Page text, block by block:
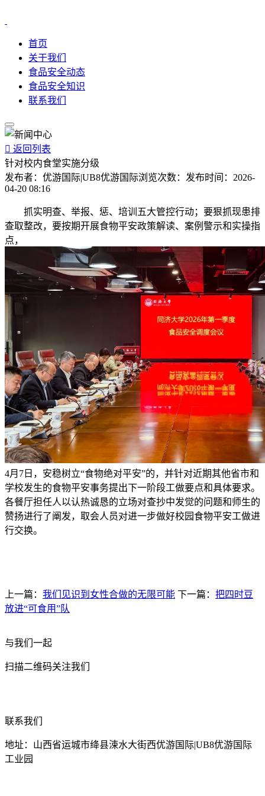
首页
关于我们
食品安全动态
食品安全知识
联系我们
 返回列表
针对校内食堂实施分级
发布者： 优游国际|UB8优游国际浏览次数： 发布时间： 2026-
04-20 08:16
抓实明查、举报、惩、培训五大管控行动；要狠抓现患排
查取整改，要按期开展食物平安政策解读、案例警示和实操指
点，
4月7日，安稳树立“食物绝对平安”的，并针对近期其他省市和
学校发生的食物平安事务提出下一阶段工做要点和具体要求。
各餐厅担任人以认热诚恳的立场对查抄中发觉的问题和师生的
赞扬进行了阐发，取会人员对进一步做好校园食物平安工做进
行交换。
上一篇： 我们见识到女性合做的无限可能 下一篇： 把四时豆
放进“可食用”队
与我们一起
扫描二维码关注我们
联系我们
地址：山西省运城市绛县涑水大街西优游国际|UB8优游国际
工业园